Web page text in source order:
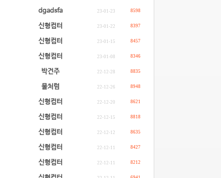
dgadsfa 23-01-23 8598
신형컴터 23-01-22 8397
신형컴터 23-01-15 8457
신형컴터 23-01-08 8346
박건주 22-12-28 8835
물처럼 22-12-26 8948
신형컴터 22-12-20 8621
신형컴터 22-12-15 8818
신형컴터 22-12-12 8635
신형컴터 22-12-11 8427
신형컴터 22-12-11 8212